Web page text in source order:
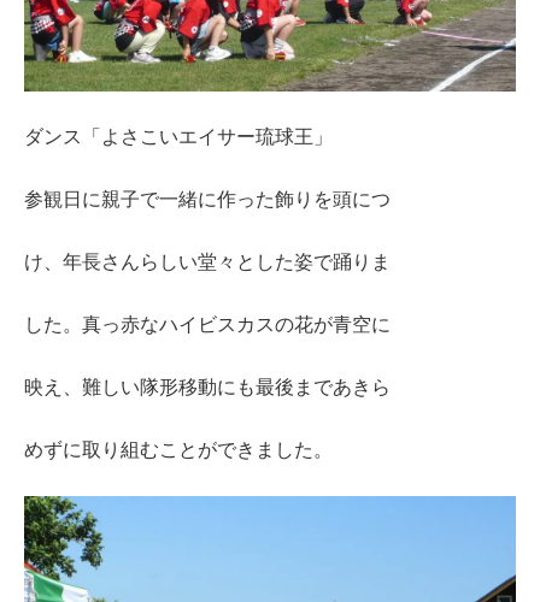
ダンス「よさこいエイサー琉球王」
参観日に親子で一緒に作った飾りを頭につ
け、年長さんらしい堂々とした姿で踊りま
した。真っ赤なハイビスカスの花が青空に
映え、難しい隊形移動にも最後まであきら
めずに取り組むことができました。